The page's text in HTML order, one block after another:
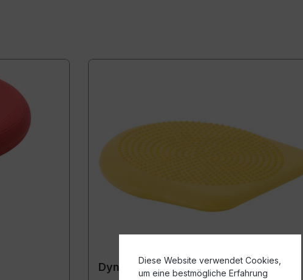
Dynair® Keil Ballkissen® Kids
Diese Website verwendet Cookies,
um eine bestmögliche Erfahrung